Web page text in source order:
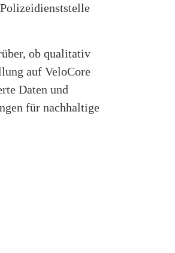
ob qualitativ
auf VeloCore
Daten und
für nachhaltige